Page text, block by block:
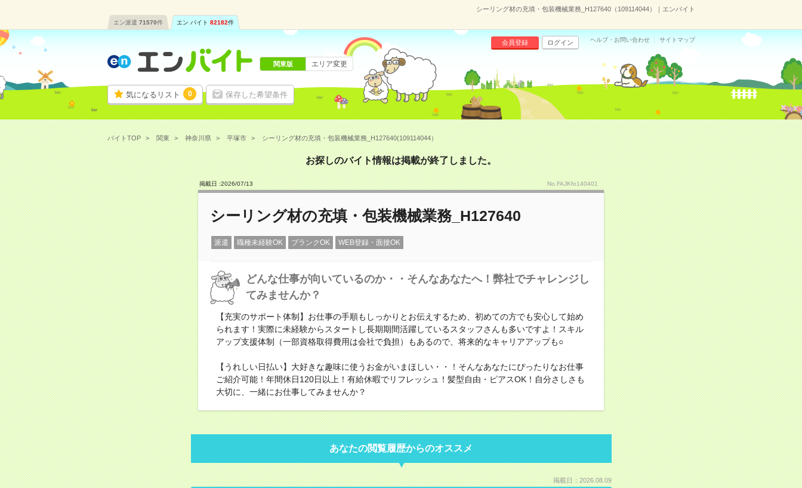
シーリング材の充填・包装機械業務_H127640（109114044）｜エンバイト
エン派遣 71570件 エン バイト 82182件
気になるリスト 0 保存した希望条件
会員登録 ログイン ヘルプ・お問い合わせ サイトマップ
関東版 エリア変更
バイトTOP 関東 神奈川県 平塚市 シーリング材の充填・包装機械業務_H127640(109114044）
お探しのバイト情報は掲載が終了しました。
掲載日 :2026/07/13 No.FAJKfo140401
シーリング材の充填・包装機械業務_H127640
派遣 職種未経験OK ブランクOK WEB登録・面接OK
どんな仕事が向いているのか・・そんなあなたへ！弊社でチャレンジし
てみませんか？
【充実のサポート体制】お仕事の手順もしっかりとお伝えするため、初めての方でも安心して始め
られます！実際に未経験からスタートし長期期間活躍しているスタッフさんも多いですよ！スキル
アップ支援体制（一部資格取得費用は会社で負担）もあるので、将来的なキャリアアップも○
【うれしい日払い】大好きな趣味に使うお金がいまほしい・・！そんなあなたにぴったりなお仕事
ご紹介可能！年間休日120日以上！有給休暇でリフレッシュ！髪型自由・ピアスOK！自分さしさも
大切に、一緒にお仕事してみませんか？
あなたの閲覧履歴からのオススメ
掲載日：2026.08.09